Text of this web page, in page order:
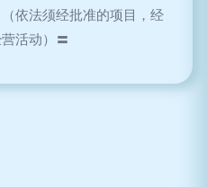
依法须经批准的项目，经
活动）〓